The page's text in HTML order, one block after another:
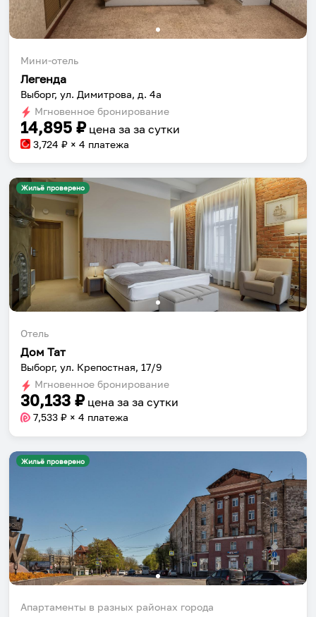
Мини-отель
Легенда
Выборг, ул. Димитрова, д. 4а
Мгновенное бронирование
14,895 ₽ цена за за сутки
3,724 ₽ × 4 платежа
Жильё проверено
Отель
Дом Тат
Выборг, ул. Крепостная, 17/9
Мгновенное бронирование
30,133 ₽ цена за за сутки
7,533 ₽ × 4 платежа
Жильё проверено
Апартаменты в разных районах города